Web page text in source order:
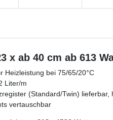
x ab 40 cm ab 613
Heizleistung bei 75/65/20°C
Liter/m
(Standard/Twin) lieferbar,
vertauschbar